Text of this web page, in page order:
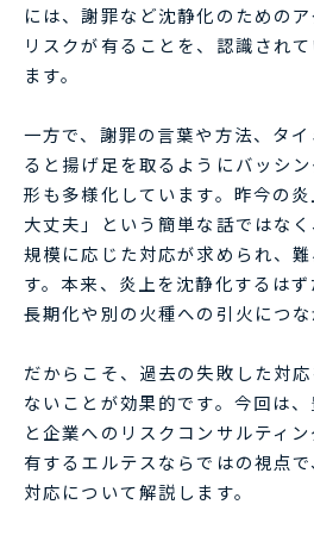
には、謝罪など沈静化のための
リスクが有ることを、認識され
ます。
一方で、謝罪の言葉や方法、タ
ると揚げ足を取るようにバッシ
形も多様化しています。昨今の
大丈夫」という簡単な話ではな
規模に応じた対応が求められ、
す。本来、炎上を沈静化するは
長期化や別の火種への引火につな
だからこそ、過去の失敗した対
ないことが効果的です。今回は
と企業へのリスクコンサルティ
有するエルテスならではの視点
対応について解説します。